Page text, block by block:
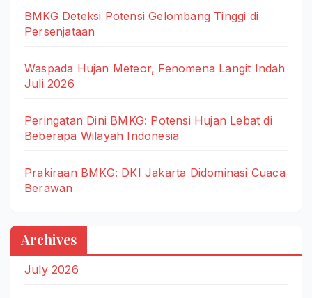
BMKG Deteksi Potensi Gelombang Tinggi di
Persenjataan
Waspada Hujan Meteor, Fenomena Langit Indah
Juli 2026
Peringatan Dini BMKG: Potensi Hujan Lebat di
Beberapa Wilayah Indonesia
Prakiraan BMKG: DKI Jakarta Didominasi Cuaca
Berawan
Archives
July 2026